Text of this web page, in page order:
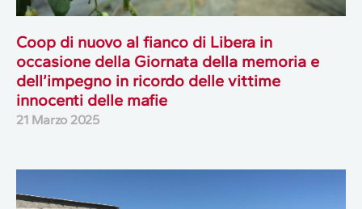
Coop di nuovo al fianco di Libera in
occasione della Giornata della memoria e
dell’impegno in ricordo delle vittime
innocenti delle mafie
21 Marzo 2025